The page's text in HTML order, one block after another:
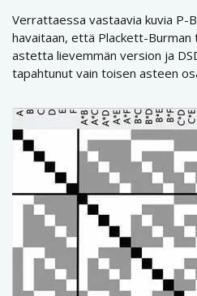
Verrattaessa vastaavia kuvia P-B
havaitaan, että Plackett-
astetta lievemmän version ja
tapahtunut vain toisen asteen